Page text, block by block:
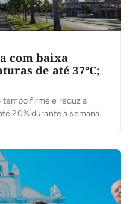
com baixa
de até 37°C;
tempo firme e reduz a
20% durante a semana.